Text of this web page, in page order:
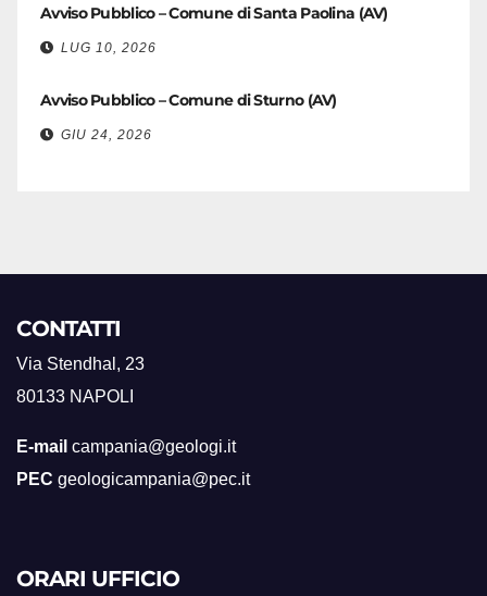
Avviso Pubblico – Comune di Santa Paolina (AV)
LUG 10, 2026
Avviso Pubblico – Comune di Sturno (AV)
GIU 24, 2026
CONTATTI
Via Stendhal, 23
80133 NAPOLI
E-mail campania@geologi.it
PEC geologicampania@pec.it
ORARI UFFICIO